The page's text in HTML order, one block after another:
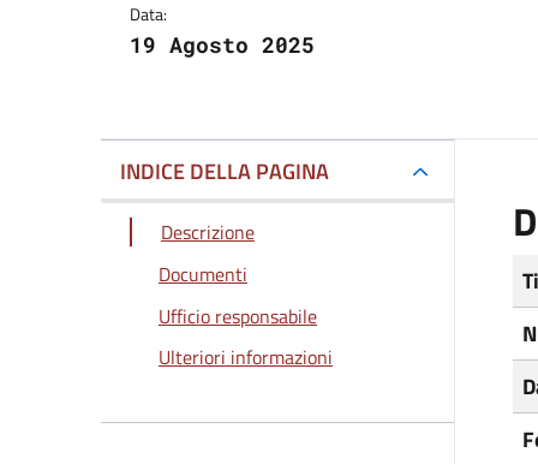
Data:
19 Agosto 2025
INDICE DELLA PAGINA
Descrizione
Documenti
Ufficio responsabile
Ulteriori informazioni